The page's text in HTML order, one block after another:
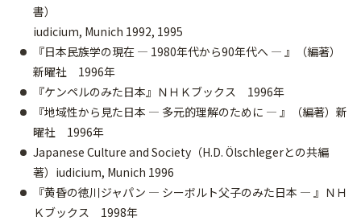
書）
iudicium, Munich 1992, 1995
『日本民族学の現在 ― 1980年代から90年代へ ― 』（編著）
新曜社 1996年
『ケンペルのみた日本』ＮＨＫブックス 1996年
『地域性から見た日本 ― 多元的理解のために ― 』（編著）新
曜社 1996年
Japanese Culture and Society（H.D. Ölschlegerとの共編
著）iudicium, Munich 1996
『黄昏の徳川ジャパン ― シーボルト父子のみた日本 ― 』ＮＨ
Ｋブックス 1998年